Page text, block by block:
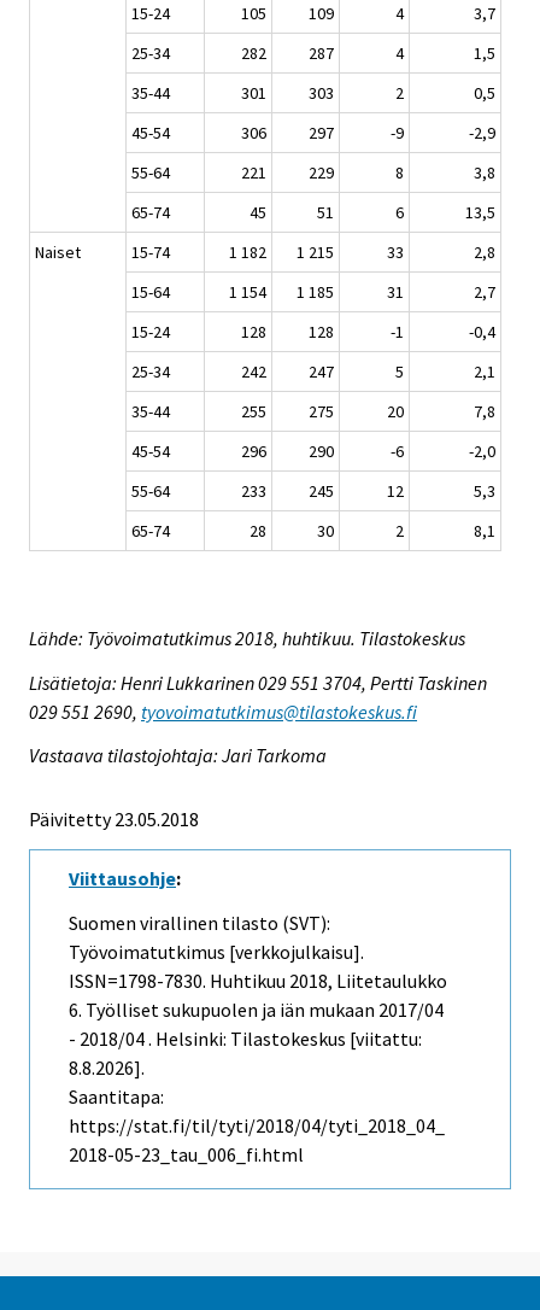
15-24
105 109 4
3,7
25-34
282 287 4
1,5
35-44
301 303 2
0,5
45-54
306 297 -9
-2,9
55-64
221 229 8
3,8
65-74
45 51 6
13,5
Naiset
15-74 1 182 1 215 33
2,8
15-64
1 154 1 185 31
2,7
15-24
128 128 -1
-0,4
25-34
242 247 5
2,1
35-44
255 275 20
7,8
45-54
296 290 -6
-2,0
55-64
233 245 12
5,3
65-74
28 30 2 8,1
Lähde: Työvoimatutkimus 2018, huhtikuu. Tilastokeskus
Lisätietoja: Henri Lukkarinen 029 551 3704, Pertti Taskinen
029 551 2690, tyovoimatutkimus@tilastokeskus.fi
Vastaava tilastojohtaja: Jari Tarkoma
Päivitetty 23.05.2018
Viittausohje:
Suomen virallinen tilasto (SVT):
Työvoimatutkimus [verkkojulkaisu].
ISSN=1798-7830. Huhtikuu 2018, Liitetaulukko
6. Työlliset sukupuolen ja iän mukaan 2017/04
- 2018/04 . Helsinki: Tilastokeskus [viitattu:
8.8.2026].
Saantitapa:
https://stat.fi/til/tyti/2018/04/tyti_2018_04_
2018-05-23_tau_006_fi.html